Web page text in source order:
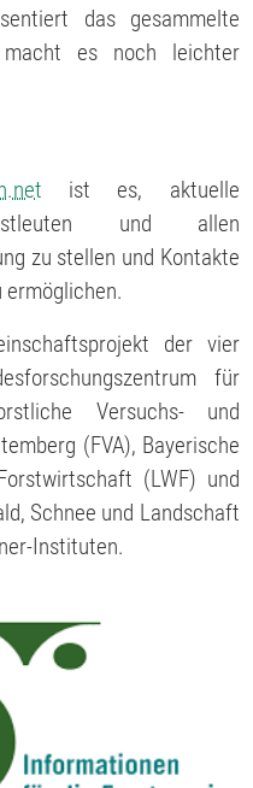
das gesammelte
macht es noch leichter
ist es, aktuelle
und allen
zu stellen und Kontakte
ermöglichen.
der vier
für
Versuchs- und
(FVA), Bayerische
(LWF) und
Schnee und Landschaft
Instituten.